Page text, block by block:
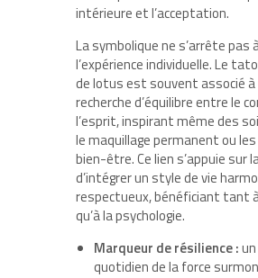
intérieure et l’acceptation.
La symbolique ne s’arrête pas
l’expérience individuelle. Le
de lotus est souvent associé à
recherche d’équilibre entre le
l’esprit, inspirant même des
le maquillage permanent ou
bien-être. Ce lien s’appuie sur
d’intégrer un style de vie
respectueux, bénéficiant tant
qu’à la psychologie.
Marqueur de résilience :
quotidien de la force